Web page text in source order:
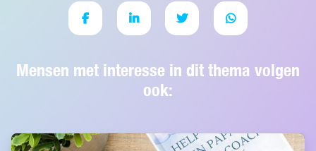
Mensen met interesse in dit thema volgen
ook: